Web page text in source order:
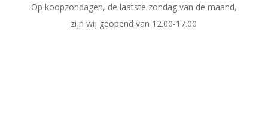
Op koopzondagen, de laatste zondag van de maand,
zijn wij geopend van 12.00-17.00